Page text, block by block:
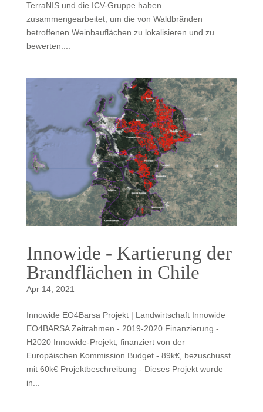
TerraNIS und die ICV-Gruppe haben
zusammengearbeitet, um die von Waldbränden
betroffenen Weinbauflächen zu lokalisieren und zu
bewerten....
Innowide - Kartierung der
Brandflächen in Chile
Apr 14, 2021
Innowide EO4Barsa Projekt | Landwirtschaft Innowide
EO4BARSA Zeitrahmen - 2019-2020 Finanzierung -
H2020 Innowide-Projekt, finanziert von der
Europäischen Kommission Budget - 89k€, bezuschusst
mit 60k€ Projektbeschreibung - Dieses Projekt wurde
in...